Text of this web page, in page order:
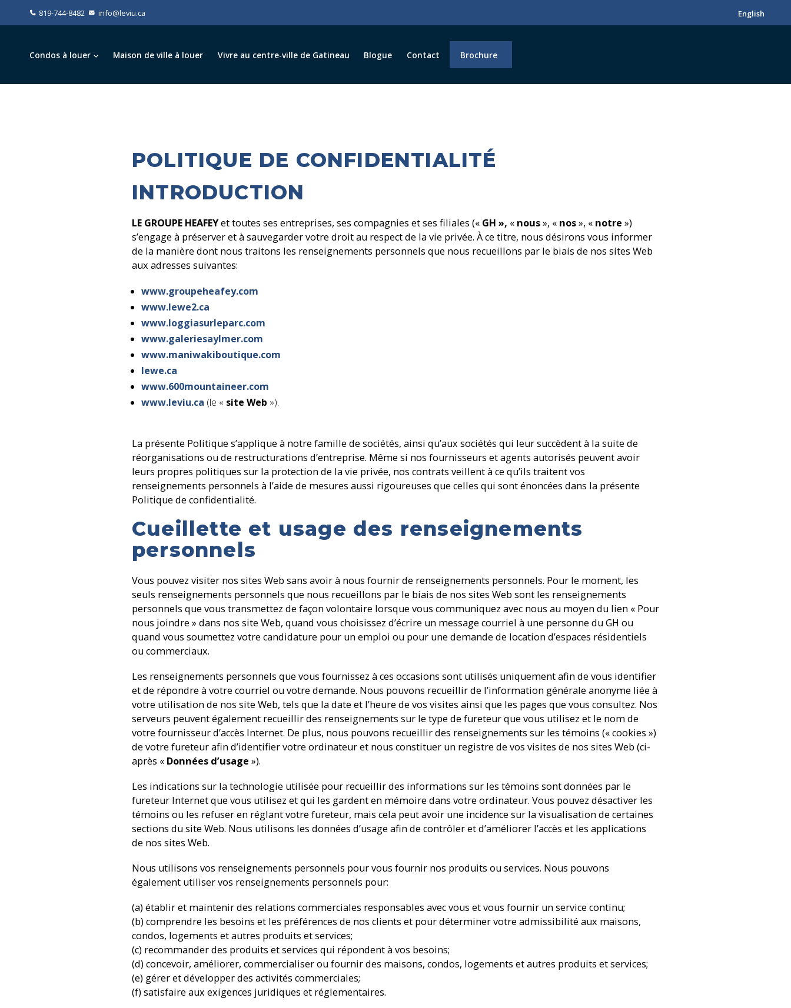
819-744-8482 info@leviu.ca English
Condos à louer Maison de ville à louer Vivre au centre-ville de Gatineau Blogue Contact Brochure
POLITIQUE DE CONFIDENTIALITÉ
INTRODUCTION
LE GROUPE HEAFEYet toutes ses entreprises, ses compagnies et ses filiales (« GH », « nous», « nos», « notre »)
s’engage à préserver et à sauvegarder votre droit au respect de la vie privée. À ce titre, nous désirons vous informer
de la manière dont nous traitons les renseignements personnels que nous recueillons par le biais de nos sites Web
aux adresses suivantes:
www.groupeheafey.com
www.lewe2.ca
www.loggiasurleparc.com
www.galeriesaylmer.com
www.maniwakiboutique.com
lewe.ca
www.600mountaineer.com
www.leviu.ca (le « site Web »).
La présente Politique s’applique à notre famille de sociétés, ainsi qu’aux sociétés qui leur succèdent à la suite de
réorganisations ou de restructurations d’entreprise. Même si nos fournisseurs et agents autorisés peuvent avoir
leurs propres politiques sur la protection de la vie privée, nos contrats veillent à ce qu’ils traitent vos
renseignements personnels à l’aide de mesures aussi rigoureuses que celles qui sont énoncées dans la présente
Politique de confidentialité.
Cueillette et usage des renseignements
personnels
Vous pouvez visiter nos sites Web sans avoir à nous fournir de renseignements personnels. Pour le moment, les
seuls renseignements personnels que nous recueillons par le biais de nos sites Web sont les renseignements
personnels que vous transmettez de façon volontaire lorsque vous communiquez avec nous au moyen du lien « Pour
nous joindre » dans nos site Web, quand vous choisissez d’écrire un message courriel à une personne du GH ou
quand vous soumettez votre candidature pour un emploi ou pour une demande de location d’espaces résidentiels
ou commerciaux.
Les renseignements personnels que vous fournissez à ces occasions sont utilisés uniquement afin de vous identifier
et de répondre à votre courriel ou votre demande. Nous pouvons recueillir de l’information générale anonyme liée à
votre utilisation de nos site Web, tels que la date et l’heure de vos visites ainsi que les pages que vous consultez. Nos
serveurs peuvent également recueillir des renseignements sur le type de fureteur que vous utilisez et le nom de
votre fournisseur d’accès Internet. De plus, nous pouvons recueillir des renseignements sur les témoins (« cookies »)
de votre fureteur afin d’identifier votre ordinateur et nous constituer un registre de vos visites de nos sites Web (ci-
après « Données d’usage »).
Les indications sur la technologie utilisée pour recueillir des informations sur les témoins sont données par le
fureteur Internet que vous utilisez et qui les gardent en mémoire dans votre ordinateur. Vous pouvez désactiver les
témoins ou les refuser en réglant votre fureteur, mais cela peut avoir une incidence sur la visualisation de certaines
sections du site Web. Nous utilisons les données d’usage afin de contrôler et d’améliorer l’accès et les applications
de nos sites Web.
Nous utilisons vos renseignements personnels pour vous fournir nos produits ou services. Nous pouvons
également utiliser vos renseignements personnels pour:
(a) établir et maintenir des relations commerciales responsables avec vous et vous fournir un service continu;
(b) comprendre les besoins et les préférences de nos clients et pour déterminer votre admissibilité aux maisons,
condos, logements et autres produits et services;
(c) recommander des produits et services qui répondent à vos besoins;
(d) concevoir, améliorer, commercialiser ou fournir des maisons, condos, logements et autres produits et services;
(e) gérer et développer des activités commerciales;
(f) satisfaire aux exigences juridiques et réglementaires.